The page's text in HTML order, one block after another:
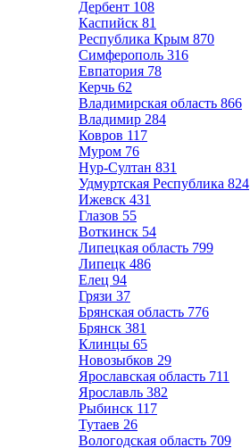
Дербент 108
Каспийск 81
Республика Крым 870
Симферополь 316
Евпатория 78
Керчь 62
Владимирская область 866
Владимир 284
Ковров 117
Муром 76
Нур-Султан 831
Удмуртская Республика 824
Ижевск 431
Глазов 55
Воткинск 54
Липецкая область 799
Липецк 486
Елец 94
Грязи 37
Брянская область 776
Брянск 381
Клинцы 65
Новозыбков 29
Ярославская область 711
Ярославль 382
Рыбинск 117
Тутаев 26
Вологодская область 709